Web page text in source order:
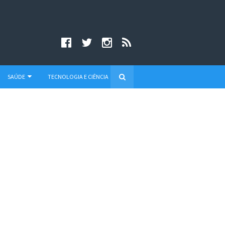
SAÚDE TECNOLOGIA E CIÊNCIA